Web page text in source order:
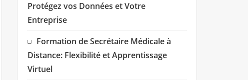
Protégez vos Données et Votre
Entreprise
Formation de Secrétaire Médicale à
Distance: Flexibilité et Apprentissage
Virtuel